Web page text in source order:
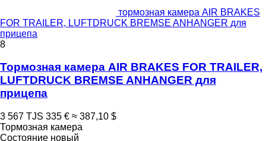
тормозная камера AIR BRAKES
FOR TRAILER, LUFTDRUCK BREMSE ANHANGER для
прицепа
8
Тормозная камера AIR BRAKES FOR TRAILER,
LUFTDRUCK BREMSE ANHANGER для
прицепа
3 567 TJS 335 € ≈ 387,10 $
Тормозная камера
Состояние новый